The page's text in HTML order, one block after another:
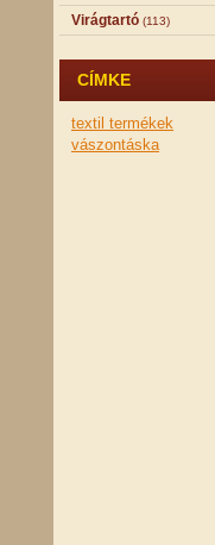
Virágtartó (113)
CÍMKE
textil termékek
vászontáska